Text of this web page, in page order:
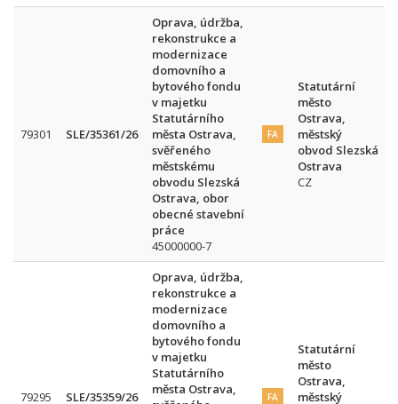
79301 SLE/35361/26
Oprava, údržba,
rekonstrukce a
modernizace
domovního a
bytového fondu
v majetku
Statutárního
města Ostrava,
svěřeného
městskému
obvodu Slezská
Ostrava, obor
obecné stavební
práce
45000000-7
FA
Statutární
město
Ostrava,
městský
obvod Slezská
Ostrava
CZ
79295 SLE/35359/26
Oprava, údržba,
rekonstrukce a
modernizace
domovního a
bytového fondu
v majetku
Statutárního
města Ostrava,
FA
Statutární
město
Ostrava,
městský